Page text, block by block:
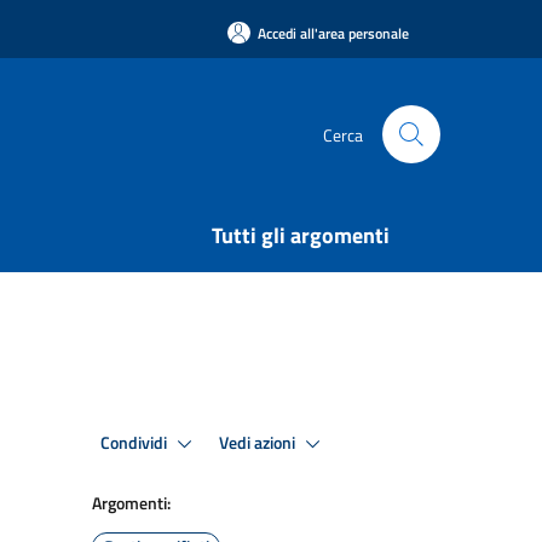
Accedi all'area personale
Cerca
Tutti gli argomenti
Condividi Vedi azioni
Argomenti: